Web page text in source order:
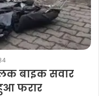
बाइक सवार
फरार